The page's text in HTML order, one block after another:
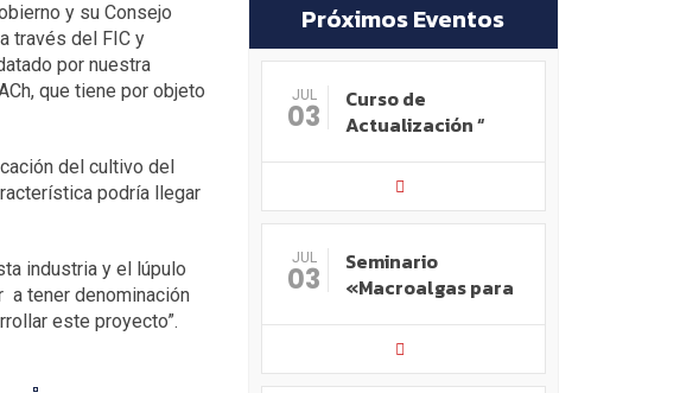
y su Consejo
través del FIC y
por nuestra
que tiene por objeto
del cultivo del
podría llegar
industria y el lúpulo
a tener denominación
este proyecto”.
Próximos Eventos
JUL
03
Curso de
Actualización “
JUL
03
Seminario
«Macroalgas para